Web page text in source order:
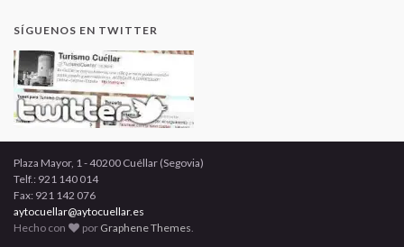
SÍGUENOS EN TWITTER
Plaza Mayor, 1 - 40200 Cuéllar (Segovia)
Telf.: 921 140 014
Fax: 921 142 076
aytocuellar@aytocuellar.es
Hecho con
por Graphene Themes